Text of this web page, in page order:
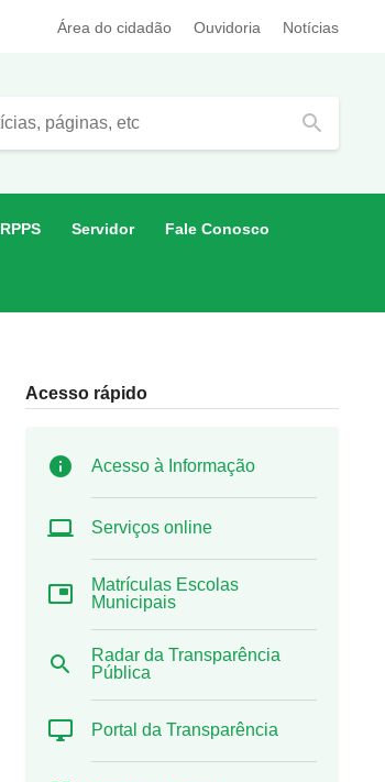
Área do cidadão Ouvidoria Notícias
search
RPPS Servidor Fale Conosco
Acesso rápido
Acesso à Informação
Serviços online
Matrículas Escolas
Municipais
Radar da Transparência
Pública
Portal da Transparência